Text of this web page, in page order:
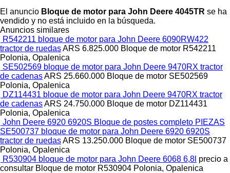
El anuncio Bloque de motor para John Deere 4045TR se ha
vendido y no está incluido en la búsqueda.
Anuncios similares
R542211 bloque de motor para John Deere 6090RW422
tractor de ruedasARS 6.825.000 Bloque de motor R542211
Polonia, Opalenica
SE502569 bloque de motor para John Deere 9470RX tractor
de cadenasARS 25.660.000 Bloque de motor SE502569
Polonia, Opalenica
DZ114431 bloque de motor para John Deere 9470RX tractor
de cadenasARS 24.750.000 Bloque de motor DZ114431
Polonia, Opalenica
John Deere 6920 6920S Bloque de postes completo PIEZAS
SE500737 bloque de motor para John Deere 6920 6920S
tractor de ruedasARS 13.250.000 Bloque de motor SE500737
Polonia, Opalenica
R530904 bloque de motor para John Deere 6068 6,8l precio a
consultar Bloque de motor R530904 Polonia, Opalenica